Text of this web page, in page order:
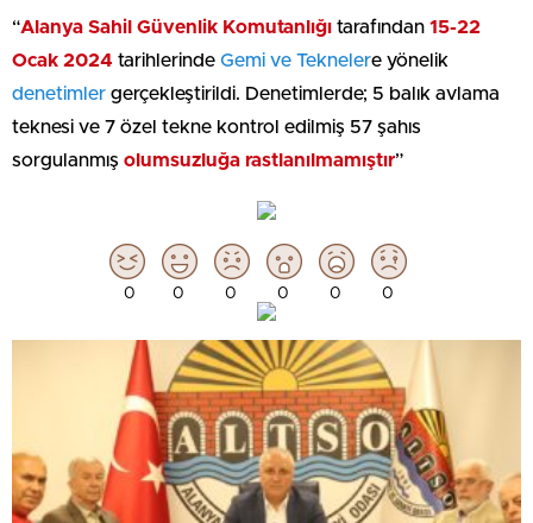
“Alanya Sahil Güvenlik Komutanlığı tarafından 15-22
Ocak 2024 tarihlerinde Gemi ve Teknelere yönelik
denetimler gerçekleştirildi. Denetimlerde; 5 balık avlama
teknesi ve 7 özel tekne kontrol edilmiş 57 şahıs
sorgulanmış olumsuzluğa rastlanılmamıştır”
0 0 0 0 0 0